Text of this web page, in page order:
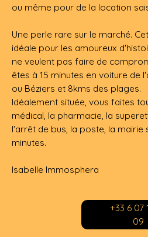
ou même pour de la location
Une perle rare sur le marché.
idéale pour les amoureux
ne veulent pas faire de
êtes à 15 minutes en voiture de
ou Béziers et 8kms des plages.
Idéalement située, vous faites
médical, la pharmacie, la
l'arrêt de bus, la poste, la mairie
minutes.
Isabelle Immosphera
+33 6 07
09